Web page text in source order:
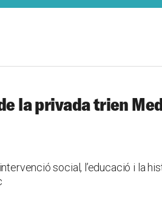
la privada trien
social, l’educació i la